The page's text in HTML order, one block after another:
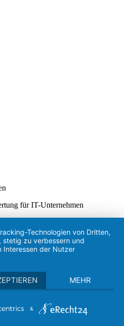
für IT-Unternehmen
Technologien von Dritten,
stetig zu verbessern und
Interessen der Nutzer
MEHR
&